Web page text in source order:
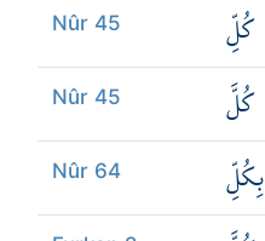
Nûr 45 كُلِّ
Nûr 45 كُلَّ
Nûr 64 بِكُلِّ